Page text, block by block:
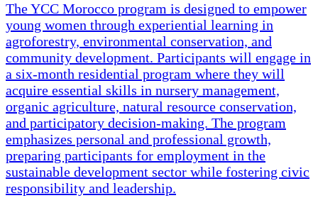
The YCC Morocco program is designed to empower
young women through experiential learning in
agroforestry, environmental conservation, and
community development. Participants will engage in
a six-month residential program where they will
acquire essential skills in nursery management,
organic agriculture, natural resource conservation,
and participatory decision-making. The program
emphasizes personal and professional growth,
preparing participants for employment in the
sustainable development sector while fostering civic
responsibility and leadership.